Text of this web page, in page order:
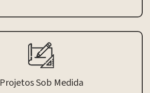
Projetos Sob Medida